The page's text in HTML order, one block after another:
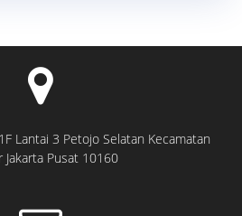
Lantai 3 Petojo Selatan Kecamatan
Jakarta Pusat 10160